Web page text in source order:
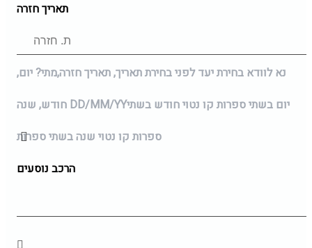
תאריך חזרה
נא לוודא בחירת יעד לפני בחירת תאריך,תאריך חזרה,מתי? יום,
DD/MM/YYיום בשתי ספרות קו נטוי חודש בשתי
ספרות קו נטוי שנה בשתי ספרות
הרכב נוסעים